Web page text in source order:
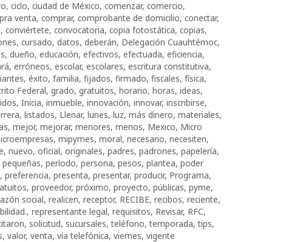
, ciclo, ciudad de México, comenzar, comercio,
venta, comprar, comprobante de domicilio, conectar,
, conviértete, convocatoria, copia fotostática, copias,
, cursado, datos, deberán, Delegación Cuauhtémoc,
, dueño, educación, efectivos, efectuada, eficiencia,
, erróneos, escolar, escolares, escritura constitutiva,
, éxito, familia, fijados, firmado, fiscales, física,
Federal, grado, gratuitos, horario, horas, ideas,
, Inicia, inmueble, innovación, innovar, inscribirse,
, listados, Llenar, lunes, luz, más dinero, materiales,
, mejor, mejorar, menores, menos, Mexico, Micro
, mipymes, moral, necesario, necesiten,
, nuevo, oficial, originales, padres, padrones, papelería,
pequeñas, período, persona, pesos, plantea, poder
, preferencia, presenta, presentar, producir, Programa,
, proveedor, próximo, proyecto, públicas, pyme,
social, realicen, receptor, RECIBE, recibos, reciente,
, representante legal, requisitos, Revisar, RFC,
, solicitud, sucursales,teléfono,temporada,tips,
, valor, venta, vía telefónica, viernes, vigente